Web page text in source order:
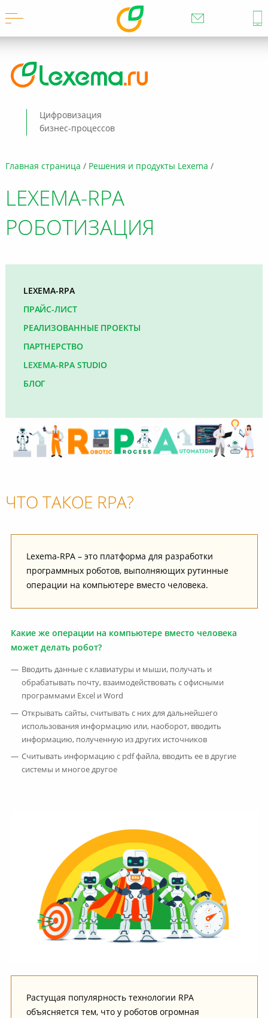
Главная страница Решения и продукты Lexema
LEXEMA-RPA
РОБОТИЗАЦИЯ
LEXEMA-RPA
ПРАЙС-ЛИСТ
РЕАЛИЗОВАННЫЕ ПРОЕКТЫ
ПАРТНЕРСТВО
LEXEMA-RPA STUDIO
БЛОГ
ЧТО ТАКОЕ RPA?
Lexema-RPA – это платформа для разработки
программных роботов, выполняющих рутинные
операции на компьютере вместо человека.
Какие же операции на компьютере вместо человека
может делать робот?
Вводить данные с клавиатуры и мыши, получать и
обрабатывать почту, взаимодействовать с офисными
программами Excel и Word
Открывать сайты, считывать с них для дальнейшего
использования информацию или, наоборот, вводить
информацию, полученную из других источников
Считывать информацию с pdf файла, вводить ее в другие
системы и многое другое
Растущая популярность технологии RPA
объясняется тем, что у роботов огромная
Цифровизация
бизнес-процессов